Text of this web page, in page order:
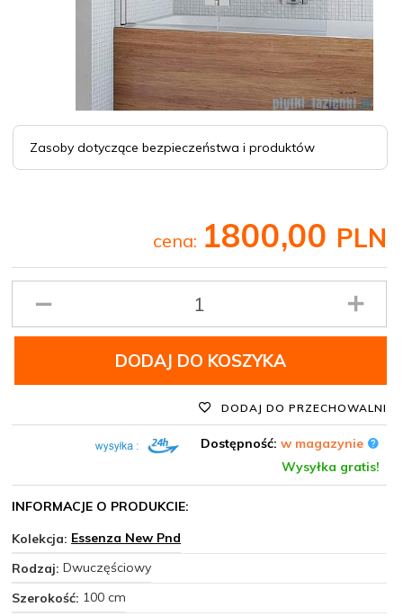
Zasoby dotyczące bezpieczeństwa i produktów
cena: 1800,00 PLN
produktu
DODAJ DO KOSZYKA
DODAJ DO PRZECHOWALNI
Dostępność: w magazynie
Wysyłka gratis!
INFORMACJE O PRODUKCIE:
Kolekcja: Essenza New Pnd
Rodzaj: Dwuczęściowy
Szerokość: 100 cm